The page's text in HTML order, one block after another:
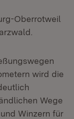
Oberrotweil
wird die
Wege
Winzern für